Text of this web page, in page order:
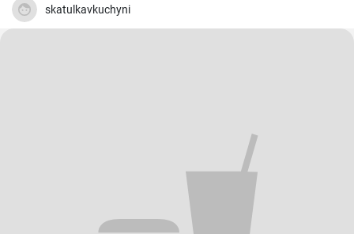
skatulkavkuchyni